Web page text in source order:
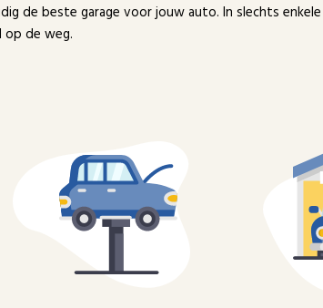
de beste garage voor jouw auto. In slechts enkele
de weg.